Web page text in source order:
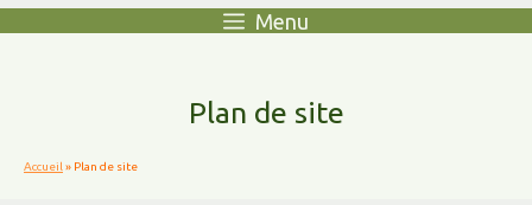
Menu
Plan de site
Accueil » Plan de site